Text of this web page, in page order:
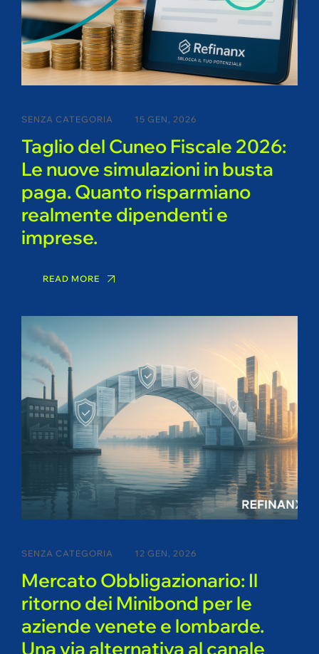
SENZA CATEGORIA 15 GEN, 2026
Taglio del Cuneo Fiscale 2026:
Le nuove simulazioni in busta
paga. Quanto risparmiano
realmente dipendenti e
imprese.
READ MORE
SENZA CATEGORIA 12 GEN, 2026
Mercato Obbligazionario: Il
ritorno dei Minibond per le
aziende venete e lombarde.
Una via alternativa al canale